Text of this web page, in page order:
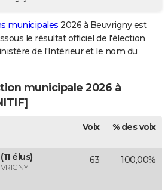
municipales 2026 à Beuvrigny est
le résultat officiel de l'élection
de l'Intérieur et le nom du
municipale 2026 à
Voix % des voix
élus) 63 100,00%